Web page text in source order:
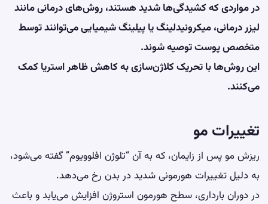
در مواردی که کشیدگی‌ها شدید هستند، روش‌های درمانی مانند
لیزر درمانی، میکرونیدلینگ یا پیلینگ شیمیایی می‌توانند توسط
متخصص پوست توصیه شوند.
این روش‌ها با تحریک کلاژن‌سازی به کاهش ظاهر استریا کمک
می‌کنند.
تغییرات مو
ریزش مو پس از زایمان، که به آن “تلوژن افلوویوم” گفته می‌شود،
به دلیل تغییرات هورمونی شدید در بدن رخ می‌دهد.
در دوران بارداری، سطح هورمون استروژن افزایش می‌یابد و باعث